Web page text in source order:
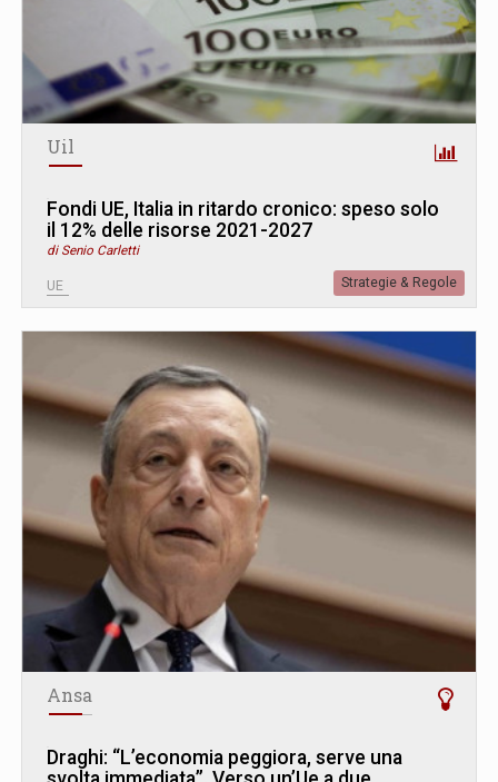
Uil
Fondi UE, Italia in ritardo cronico: speso solo
il 12% delle risorse 2021-2027
di Senio Carletti
UE Strategie & Regole
Ansa
Draghi: “L’economia peggiora, serve una